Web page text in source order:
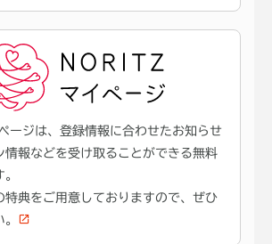
ージは、登録情報に合わせたお知らせ
情報などを受け取ることができる無料
特典をご用意しておりますので、ぜひ